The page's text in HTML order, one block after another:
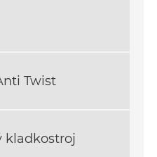
Twist
kladkostroj